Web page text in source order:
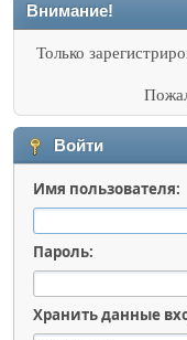
Внимание!
Только
Войти
Имя пользователя:
Пароль:
Хранить данные